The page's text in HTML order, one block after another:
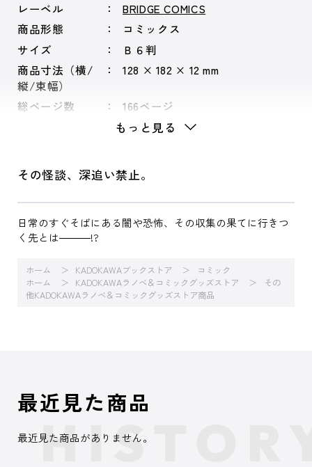
レーベル
BRIDGE COMICS
商品形態
コミックス
サイズ
Ｂ６判
商品寸法（横/
縦/束幅）
128 × 182 × 12 mm
総ページ数 166ページ
もっと見る
その怪談、深追い禁止。
日常のすぐそばにある闇や恐怖、その収集の果てに行きつ
く先とは―――!?
ホーム KADOKAWAブックストア
コミック
ホーム
KADOKAWAラノベ＆コミックグッズストア
その
他KADOKAWAラノベ＆コミックグッズストア商品
最近見た商品
最近見た商品がありません。